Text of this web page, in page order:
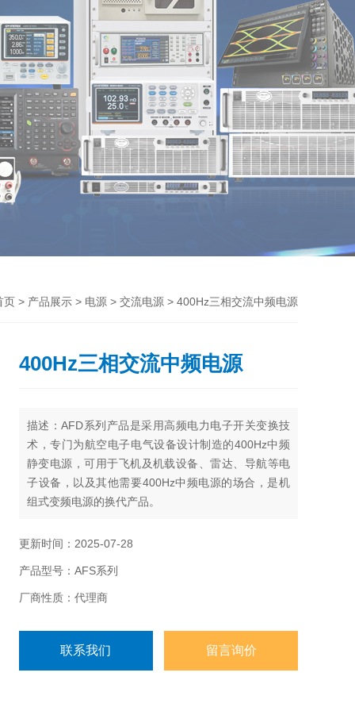
页 > 产品展示 > 电源 > 交流电源 > 400Hz三相交流中频电源
400Hz三相交流中频电源
描述：AFD系列产品是采用高频电力电子开关变换技
术，专门为航空电子电气设备设计制造的400Hz中频
静变电源，可用于飞机及机载设备、雷达、导航等电
子设备，以及其他需要400Hz中频电源的场合，是机
组式变频电源的换代产品。
更新时间：2025-07-28
产品型号：AFS系列
厂商性质：代理商
联系我们 留言询价